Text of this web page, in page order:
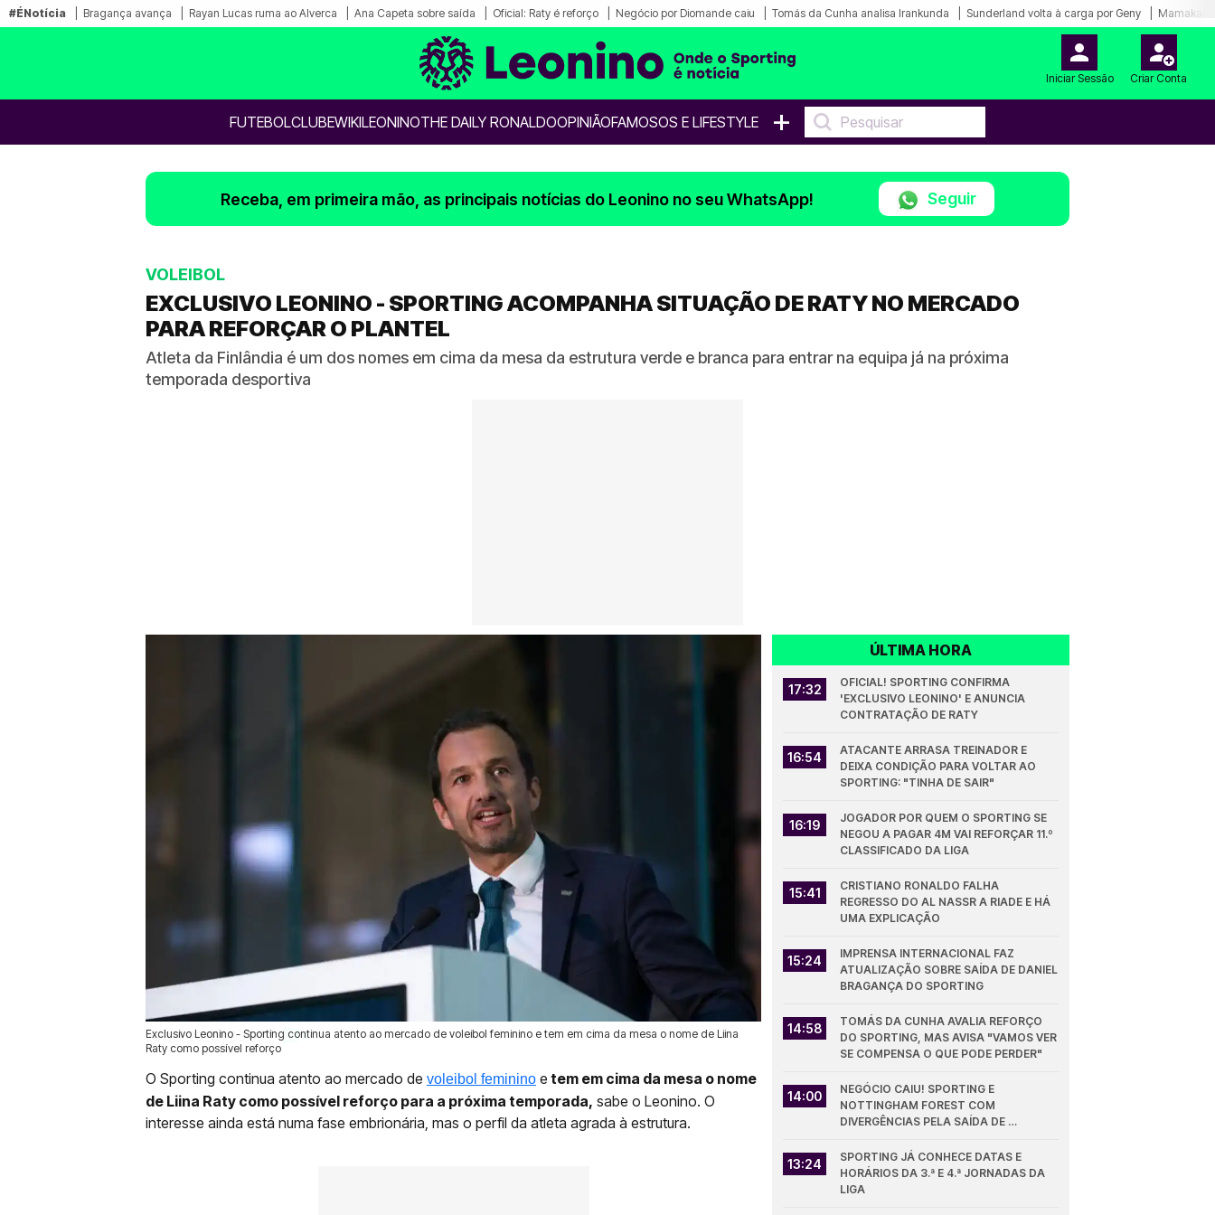
#ÉNotícia Bragança avança Rayan Lucas ruma ao Alverca Ana Capeta sobre saída Oficial: Raty é reforço Negócio por Diomande caiu Tomás da Cunha analisa Irankunda Sunderland volta à carga por Geny
Iniciar Sessão Criar Conta
FUTEBOLCLUBEWIKILEONINOTHE DAILY RONALDOOPINIÃOFAMOSOS E LIFESTYLE +
Receba, em primeira mão, as principais notícias do Leonino no seu WhatsApp! Seguir
VOLEIBOL
EXCLUSIVO LEONINO - SPORTING ACOMPANHA SITUAÇÃO DE RATY NO MERCADO
PARA REFORÇAR O PLANTEL
Atleta da Finlândia é um dos nomes em cima da mesa da estrutura verde e branca para entrar na equipa já na próxima
temporada desportiva
Exclusivo Leonino - Sporting continua atento ao mercado de voleibol feminino e tem em cima da mesa o nome de Liina
Raty como possível reforço
28 Mai 2026 | 03:00 | 0
O Sporting continua atento ao mercado de voleibol feminino e tem em cima da mesa o nome
de Liina Raty como possível reforço para a próxima temporada, sabe o Leonino. O
interesse ainda está numa fase embrionária, mas o perfil da atleta agrada à estrutura.
ÚLTIMA HORA
17:32
OFICIAL! SPORTING CONFIRMA
'EXCLUSIVO LEONINO' E ANUNCIA
CONTRATAÇÃO DE RATY
16:54
ATACANTE ARRASA TREINADOR E
DEIXA CONDIÇÃO PARA VOLTAR AO
SPORTING: "TINHA DE SAIR"
16:19
JOGADOR POR QUEM O SPORTING SE
NEGOU A PAGAR 4M VAI REFORÇAR 11.º
CLASSIFICADO DA LIGA
15:41
CRISTIANO RONALDO FALHA
REGRESSO DO AL NASSR A RIADE E HÁ
UMA EXPLICAÇÃO
15:24
IMPRENSA INTERNACIONAL FAZ
ATUALIZAÇÃO SOBRE SAÍDA DE DANIEL
BRAGANÇA DO SPORTING
14:58
TOMÁS DA CUNHA AVALIA REFORÇO
DO SPORTING, MAS AVISA "VAMOS VER
SE COMPENSA O QUE PODE PERDER"
14:00
NEGÓCIO CAIU! SPORTING E
NOTTINGHAM FOREST COM
DIVERGÊNCIAS PELA SAÍDA DE
13:24
SPORTING JÁ CONHECE DATAS E
HORÁRIOS DA 3.ª E 4.ª JORNADAS DA
LIGA